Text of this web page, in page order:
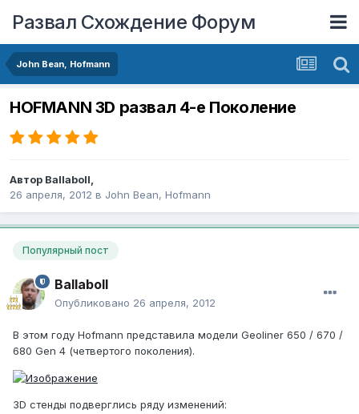
Развал Схождение Форум
John Bean, Hofmann
HOFMANN 3D развал 4-е Поколение
Автор Ballaboll,
26 апреля, 2012 в John Bean, Hofmann
Популярный пост
Ballaboll
Опубликовано 26 апреля, 2012
В этом году Hofmann представила модели Geoliner 650 / 670 /
680 Gen 4 (четвертого поколения).
3D стенды подверглись ряду изменений: